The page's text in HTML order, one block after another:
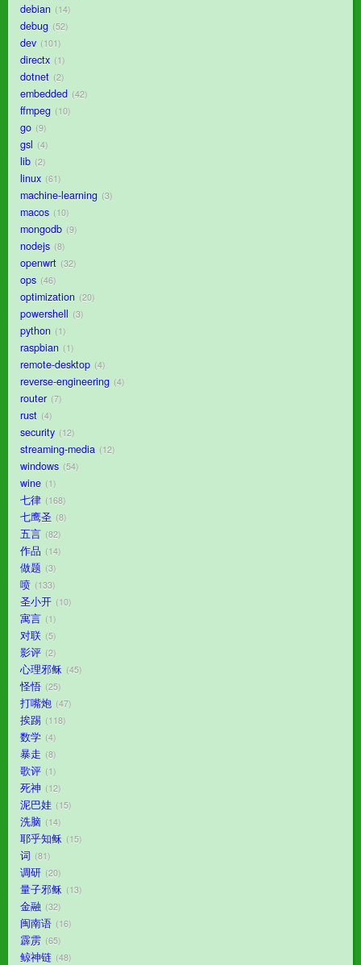
debian 14
debug 52
dev 101
directx 1
dotnet 2
embedded 42
ffmpeg 10
go 9
gsl 4
lib 2
linux 61
machine-learning 3
macos 10
mongodb 9
nodejs 8
openwrt 32
ops 46
optimization 20
powershell 3
python 1
raspbian 1
remote-desktop 4
reverse-engineering 4
router 7
rust 4
security 12
streaming-media 12
windows 54
wine 1
七律 168
七鹰圣 8
五言 82
作品 14
做题 3
喷 133
圣小开 10
寓言 1
对联 5
影评 2
心理邪稣 45
怪悟 25
打嘴炮 47
挨踢 118
数学 4
暴走 8
歌评 1
死神 12
泥巴娃 15
洗脑 14
耶乎知稣 15
词 81
调研 20
量子邪稣 13
金融 32
闽南语 16
霹雳 65
鲸神链 48